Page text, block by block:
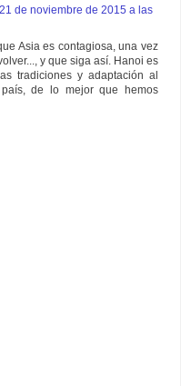
21 de noviembre de 2015 a las
Asia es contagiosa, una vez
y que siga así. Hanoi es
tradiciones y adaptación al
de lo mejor que hemos